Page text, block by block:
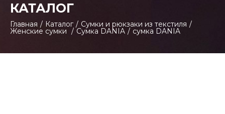
КАТАЛОГ
Главная / Каталог / Сумки и рюкзаки из текстиля /
Женские сумки / Сумка DANIA / сумка DANIA